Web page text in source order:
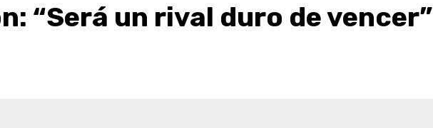
“Será un rival duro de vencer”